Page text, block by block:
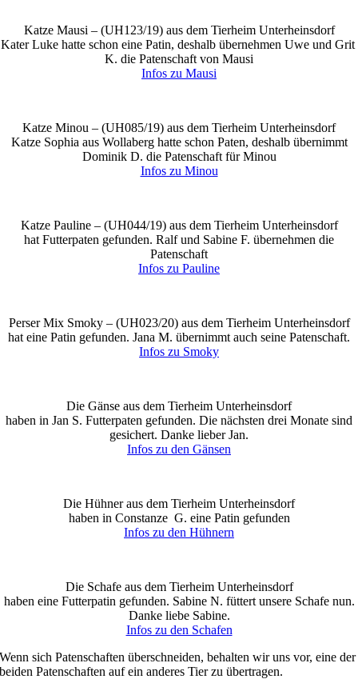
Katze Mausi – (UH123/19) aus dem Tierheim Unterheinsdorf
Kater Luke hatte schon eine Patin, deshalb übernehmen Uwe und Grit
K. die Patenschaft von Mausi
Infos zu Mausi
Katze Minou – (UH085/19) aus dem Tierheim Unterheinsdorf
Katze Sophia aus Wollaberg hatte schon Paten, deshalb übernimmt
Dominik D. die Patenschaft für Minou
Infos zu Minou
Katze Pauline – (UH044/19) aus dem Tierheim Unterheinsdorf
hat Futterpaten gefunden. Ralf und Sabine F. übernehmen die
Patenschaft
Infos zu Pauline
Perser Mix Smoky – (UH023/20) aus dem Tierheim Unterheinsdorf
hat eine Patin gefunden. Jana M. übernimmt auch seine Patenschaft.
Infos zu Smoky
Die Gänse aus dem Tierheim Unterheinsdorf
haben in Jan S. Futterpaten gefunden. Die nächsten drei Monate sind
gesichert. Danke lieber Jan.
Infos zu den Gänsen
Die Hühner aus dem Tierheim Unterheinsdorf
haben in Constanze G. eine Patin gefunden
Infos zu den Hühnern
Die Schafe aus dem Tierheim Unterheinsdorf
haben eine Futterpatin gefunden. Sabine N. füttert unsere Schafe nun.
Danke liebe Sabine.
Infos zu den Schafen
Wenn sich Patenschaften überschneiden, behalten wir uns vor, eine der
beiden Patenschaften auf ein anderes Tier zu übertragen.